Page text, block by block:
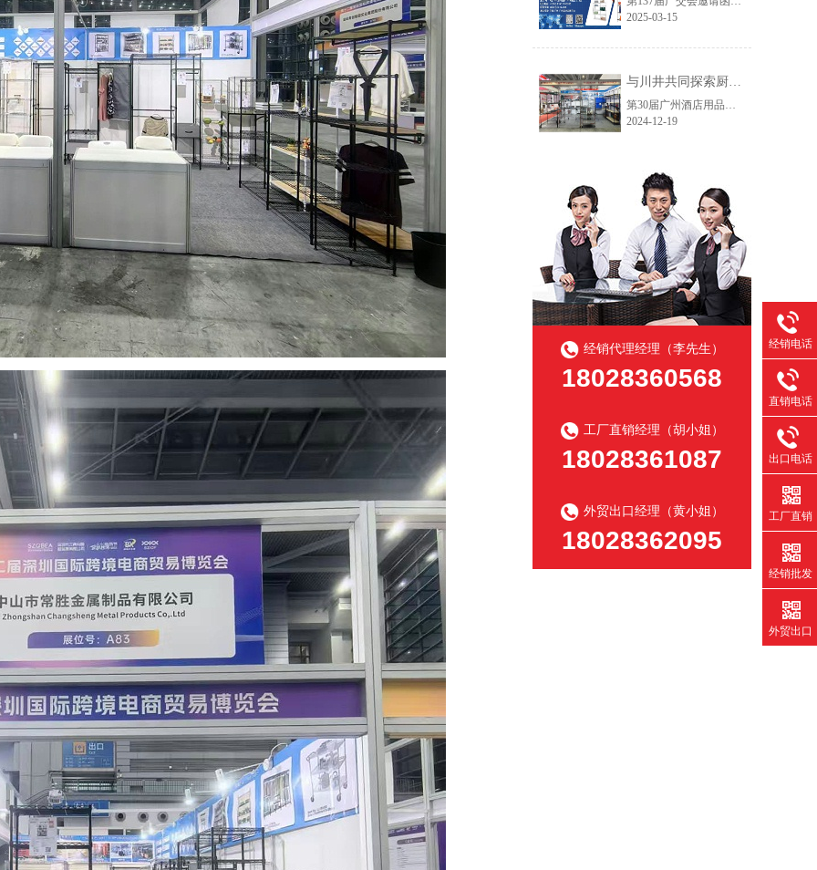
2025-03-15
与川井共同探索厨房与冷库收纳创新——第30届广州酒店用品展今日开幕
第30届广州酒店用品展今天开展了，欢迎各界新老客户朋友们到访我们的厨房和冷库货架的展位。广州琶洲展馆B区10.2.590~592，12月19日~21日，欢迎咨询产品目录和询价!
2024-12-19
经销代理经理（李先生）
18028360568
工厂直销经理（胡小姐）
18028361087
外贸出口经理（黄小姐）
18028362095
经销电话
直销电话
出口电话
工厂直销
经销批发
外贸出口